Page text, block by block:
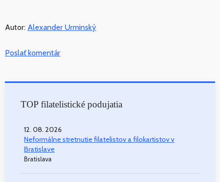
Autor: Alexander Urminský
Poslať komentár
TOP filatelistické podujatia
12. 08. 2026
Neformálne stretnutie filatelistov a filokartistov v
Bratislave
Bratislava